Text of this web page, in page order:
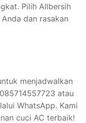
Pilih Allbersih
dan rasakan
menjadwalkan
atau
WhatsApp. Kami
cuci AC terbaik!